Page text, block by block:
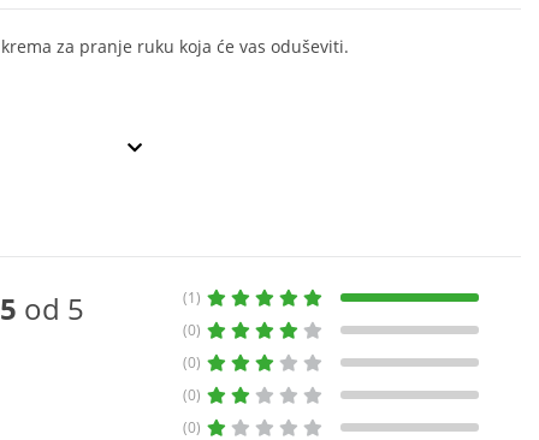
za pranje ruku koja će vas oduševiti.
5 od 5
(1)
(0)
(0)
(0)
(0)